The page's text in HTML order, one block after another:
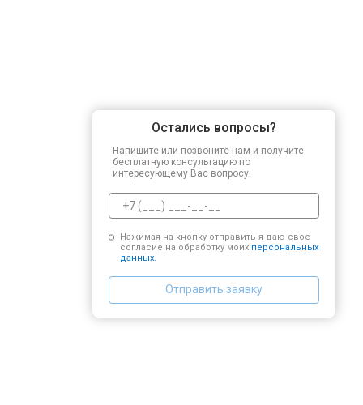
Остались вопросы?
Напишите или позвоните нам и получите
бесплатную консультацию по
интересующему Вас вопросу.
Нажимая на кнопку отправить я даю свое
согласие на обработку моих персональных
данных.
Отправить заявку